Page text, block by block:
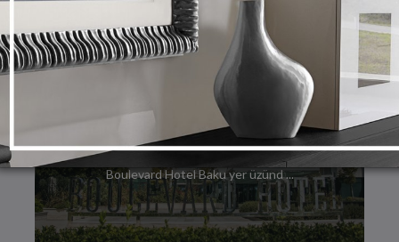
Boulevard Hotel Baku
Boulevard Hotel Baku yer üzünd ...